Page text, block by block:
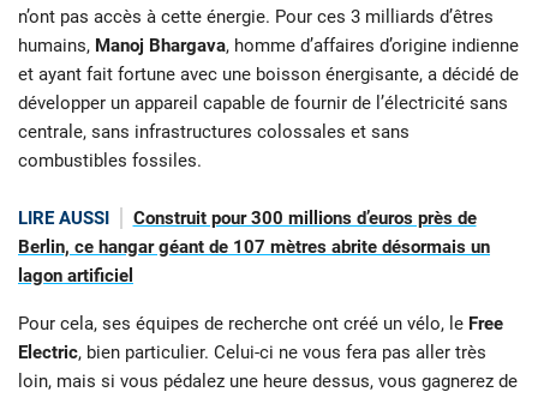
n’ont pas accès à cette énergie. Pour ces 3 milliards d’êtres
humains, Manoj Bhargava, homme d’affaires d’origine indienne
et ayant fait fortune avec une boisson énergisante, a décidé de
développer un appareil capable de fournir de l’électricité sans
centrale, sans infrastructures colossales et sans
combustibles fossiles.
LIRE AUSSI
Construit pour 300 millions d’euros près de
Berlin, ce hangar géant de 107 mètres abrite désormais un
lagon artificiel
Pour cela, ses équipes de recherche ont créé un vélo, le Free
Electric, bien particulier. Celui-ci ne vous fera pas aller très
loin, mais si vous pédalez une heure dessus, vous gagnerez de